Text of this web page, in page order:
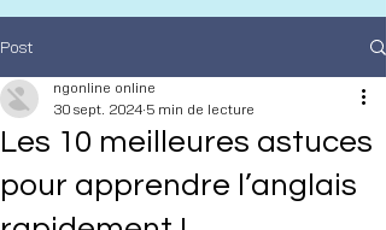
Post
Les 10 meilleures astuces
pour apprendre l’anglais
ngonline online
30 sept. 2024 5 min de lecture